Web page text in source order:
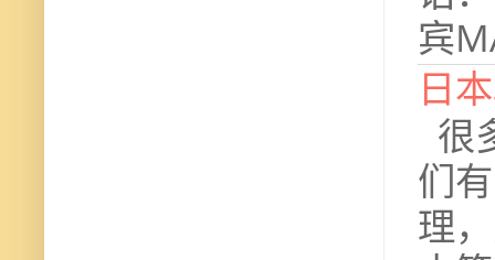
宾
日
很
们
理